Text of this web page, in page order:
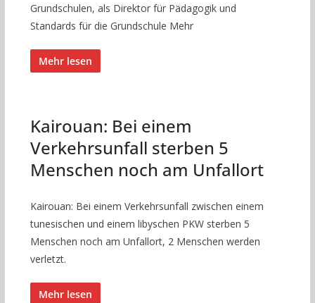
Grundschulen, als Direktor für Pädagogik und
Standards für die Grundschule Mehr
Mehr lesen
Kairouan: Bei einem
Verkehrsunfall sterben 5
Menschen noch am Unfallort
Kairouan: Bei einem Verkehrsunfall zwischen einem
tunesischen und einem libyschen PKW sterben 5
Menschen noch am Unfallort, 2 Menschen werden
verletzt.
Mehr lesen